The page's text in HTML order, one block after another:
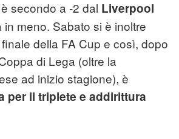
secondo a -2 dal Liverpool
meno. Sabato si è inoltre
della FA Cup e così, dopo
di Lega (oltre la
ad inizio stagione), è
per il triplete e addirittura